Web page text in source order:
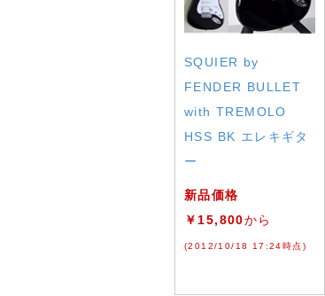
SQUIER by
FENDER BULLET
with TREMOLO
HSS BK エレキギタ
ー
新品価格
￥15,800から
(2012/10/18 17:24時点)